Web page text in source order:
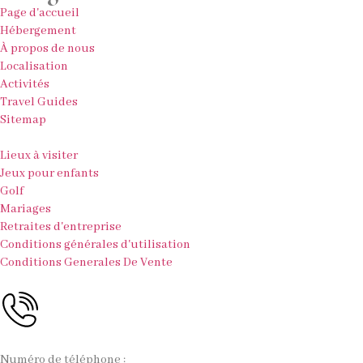
Page d'accueil
Hébergement
À propos de nous
Localisation
Activités
Travel Guides
Sitemap
Lieux à visiter
Jeux pour enfants
Golf
Mariages
Retraites d'entreprise
Conditions générales d'utilisation
Conditions Generales De Vente
Numéro de téléphone :